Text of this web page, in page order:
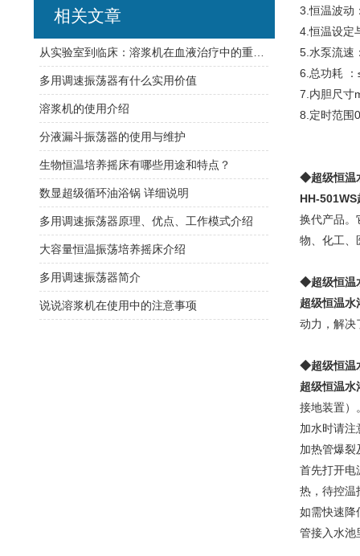
3.恒温波动
4.恒温设定
5.水泵流速
6.总功耗
7.内胆尺寸
8.定时范围
◆超级恒温
HH-
换代产品。
物、化工、
◆超级恒温
超级恒温水
动力，解决
◆超级恒温
超级恒温水
接地装置）
加水时请注
加热管爆裂
首先打开电
热，待控温
如需快速降
管接入水池
相关文章
多用调速振荡器有什么实用价值
溶浆机的使用介绍
分液漏斗振荡器的使用与维护
生物恒温培养摇床有哪些用途和特点？
数显超级循环油浴锅 详细说明
多用调速振荡器原理、优点、工作模式介绍
大容量恒温振荡培养摇床介绍
多用调速振荡器简介
说说溶浆机在使用中的注意事项